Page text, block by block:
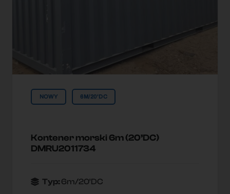
NOWY 6M/20'DC
Kontener morski 6m (20’DC)
DMRU2011734
Typ: 6m/20'DC